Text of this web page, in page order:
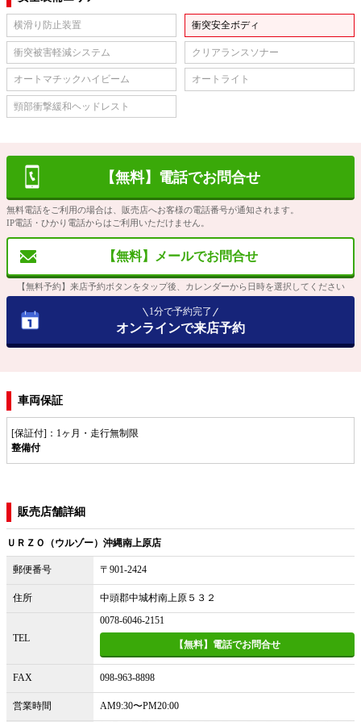
横滑り防止装置 衝突安全ボディ
衝突被害軽減システム クリアランスソナー
オートマチックハイビーム オートライト
頸部衝撃緩和ヘッドレスト
【無料】電話でお問合せ
無料電話をご利用の場合は、販売店へお客様の電話番号が通知されます。
IP電話・ひかり電話からはご利用いただけません。
【無料】メールでお問合せ
【無料予約】来店予約ボタンをタップ後、カレンダーから日時を選択してください
1分で予約完了
オンラインで来店予約
車両保証
[保証付]：1ヶ月・走行無制限
整備付
販売店舗詳細
ＵＲＺＯ（ウルゾー）沖縄南上原店
郵便番号 〒901-2424
住所 中頭郡中城村南上原５３２
TEL
0078-6046-2151
【無料】電話でお問合せ
FAX 098-963-8898
営業時間 AM9:30〜PM20:00